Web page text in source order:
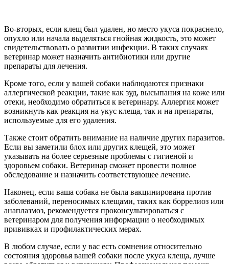
Во-вторых, если клещ был удален, но место укуса покраснело,
опухло или начала выделяться гнойная жидкость, это может
свидетельствовать о развитии инфекции. В таких случаях
ветеринар может назначить антибиотики или другие
препараты для лечения.
Кроме того, если у вашей собаки наблюдаются признаки
аллергической реакции, такие как зуд, высыпания на коже или
отеки, необходимо обратиться к ветеринару. Аллергия может
возникнуть как реакция на укус клеща, так и на препараты,
используемые для его удаления.
Также стоит обратить внимание на наличие других паразитов.
Если вы заметили блох или других клещей, это может
указывать на более серьезные проблемы с гигиеной и
здоровьем собаки. Ветеринар сможет провести полное
обследование и назначить соответствующее лечение.
Наконец, если ваша собака не была вакцинирована против
заболеваний, переносимых клещами, таких как боррелиоз или
анаплазмоз, рекомендуется проконсультироваться с
ветеринаром для получения информации о необходимых
прививках и профилактических мерах.
В любом случае, если у вас есть сомнения относительно
состояния здоровья вашей собаки после укуса клеща, лучше